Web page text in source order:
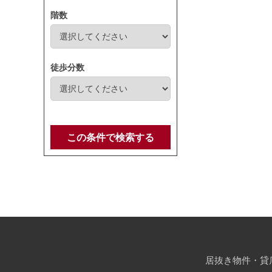
階数
徒歩分数
この条件で検索する
居抜き物件・貸